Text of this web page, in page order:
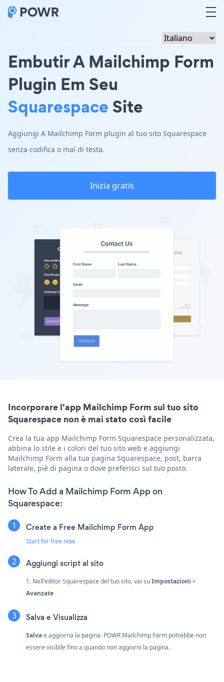
Embutir A Mailchimp Form
Plugin Em Seu
SquarespaceSite
Aggiungi A Mailchimp Form plugin al tuo sito Squarespace
senza codifica o mal di testa.
Inizia gratis
Incorporare l'app Mailchimp Form sul tuo sito
Squarespace non è mai stato così facile
Crea la tua app Mailchimp Form Squarespace personalizzata,
abbina lo stile e i colori del tuo sito web e aggiungi
Mailchimp Form alla tua pagina Squarespace, post, barra
laterale, piè di pagina o dove preferisci sul tuo posto.
How To Add a Mailchimp Form App on
Squarespace:
Create a Free Mailchimp Form App
Start for free now
Aggiungi script al sito
1. Nell'editor Squarespace del tuo sito, vai suImpostazioni >
Avanzate
Salva e Visualizza
Salvae aggiorna la pagina. POWR Mailchimp Form potrebbe non
essere visibile fino a quando non aggiorni la pagina.